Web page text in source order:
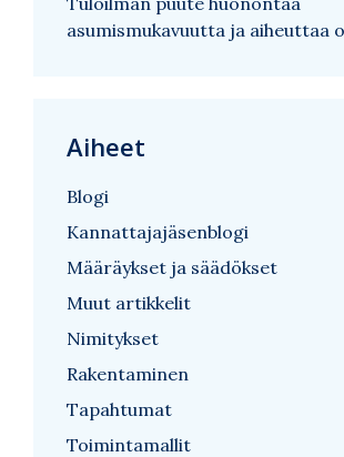
asumismukavuutta ja aiheuttaa
Aiheet
Blogi
Kannattajajäsenblogi
Määräykset ja säädökset
Muut artikkelit
Nimitykset
Rakentaminen
Tapahtumat
Toimintamallit